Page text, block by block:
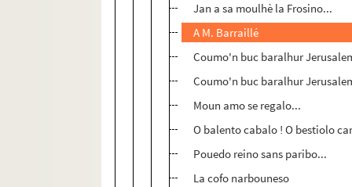
Jan a sa moulhè la Frosino...
A M. Barraillé
Coumo'n buc baralhur
Coumo'n buc baralhur
Moun amo se regalo...
O balento cabalo ! O bestiolo
Pouedo reino sans paribo...
La cofo narbouneso